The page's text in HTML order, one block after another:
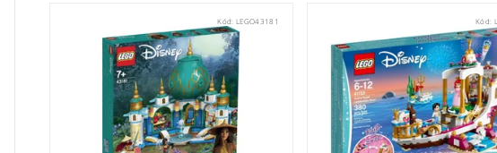
Kód:LEGO43181 Kód: